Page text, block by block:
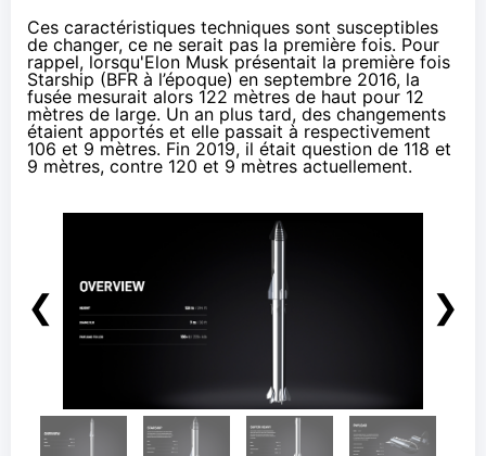
Ces caractéristiques techniques sont susceptibles
de changer, ce ne serait pas la première fois. Pour
rappel, lorsqu'Elon Musk présentait la première fois
Starship (BFR à l’époque) en septembre 2016, la
fusée mesurait alors 122 mètres de haut pour 12
mètres de large. Un an plus tard, des changements
étaient apportés et elle passait à respectivement
106 et 9 mètres. Fin 2019, il était question de 118 et
9 mètres, contre 120 et 9 mètres actuellement.
❮ ❯